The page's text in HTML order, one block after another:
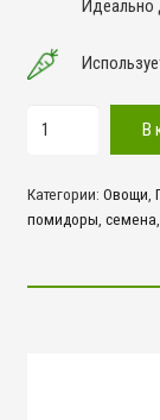
Идеально
Количество
В
Категории: Овощи
помидоры семена